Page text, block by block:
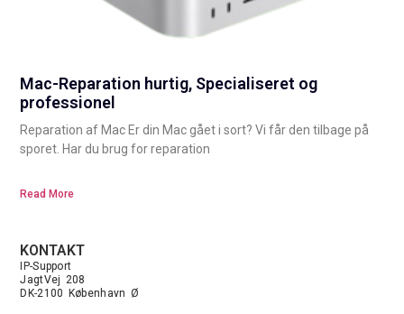
Mac-Reparation hurtig, Specialiseret og
professionel
Reparation af Mac Er din Mac gået i sort? Vi får den tilbage på
sporet. Har du brug for reparation
Read More
KONTAKT
IP-Support
JagtVej 208
DK-2100 København Ø